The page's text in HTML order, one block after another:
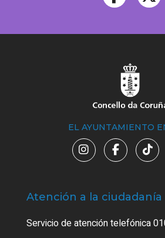
EL AYUNTAMIENTO
Atención a la ciudadanía
Servicio de atención telefónica